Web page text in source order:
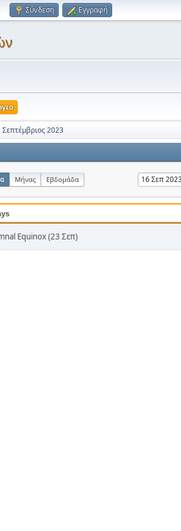
Σύνδεση Εγγραφή
Σεπτέμβριος 2023
Μήνας Εβδομάδα
Equinox (23 Σεπ)